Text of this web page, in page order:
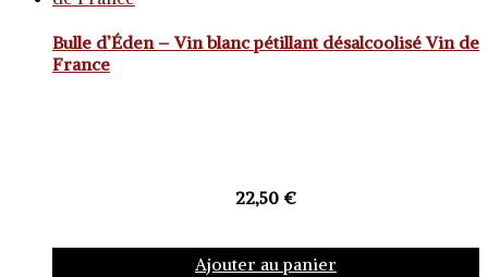
Bulle d’Éden – Vin blanc pétillant désalcoolisé Vin de
France
22,50 €
Ajouter au panier